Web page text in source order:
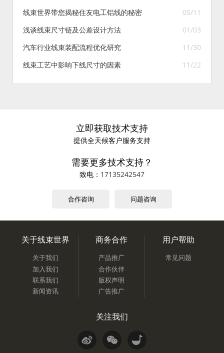
05/11
线束世界带您揭秘住友电工铝线的秘密
01/03
浅谈线束尺寸链及公差设计方法
11/30
汽车行业线束装配流程优化研究
11/22
线束工艺中影响下线尺寸的因素
立即获取技术支持
提供全天候客户服务支持
需要更多技术支持？
致电： 17135242547
合作咨询 问题咨询
关于线束世界
关于我们
加入我们
联系我们
新闻资讯
商务合作
产品推广
合作伙伴
版权声明
广告推广
用户帮助
常见问题
关注我们